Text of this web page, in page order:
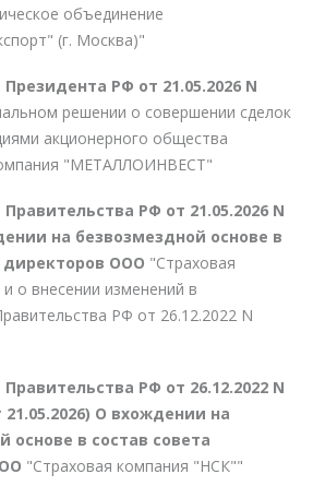
объединение
(г. Москва)"
РФ от 21.05.2026 N
решении о совершении сделок
акционерного общества
"МЕТАЛЛОИНВЕСТ"
РФ от 21.05.2026 N
на безвозмездной основе в
директоров ООО "Страховая
о внесении изменений в
РФ от 26.12.2022 N
РФ от 26.12.2022 N
21.05.2026) О вхождении на
основе в состав совета
"Страховая компания "НСК""